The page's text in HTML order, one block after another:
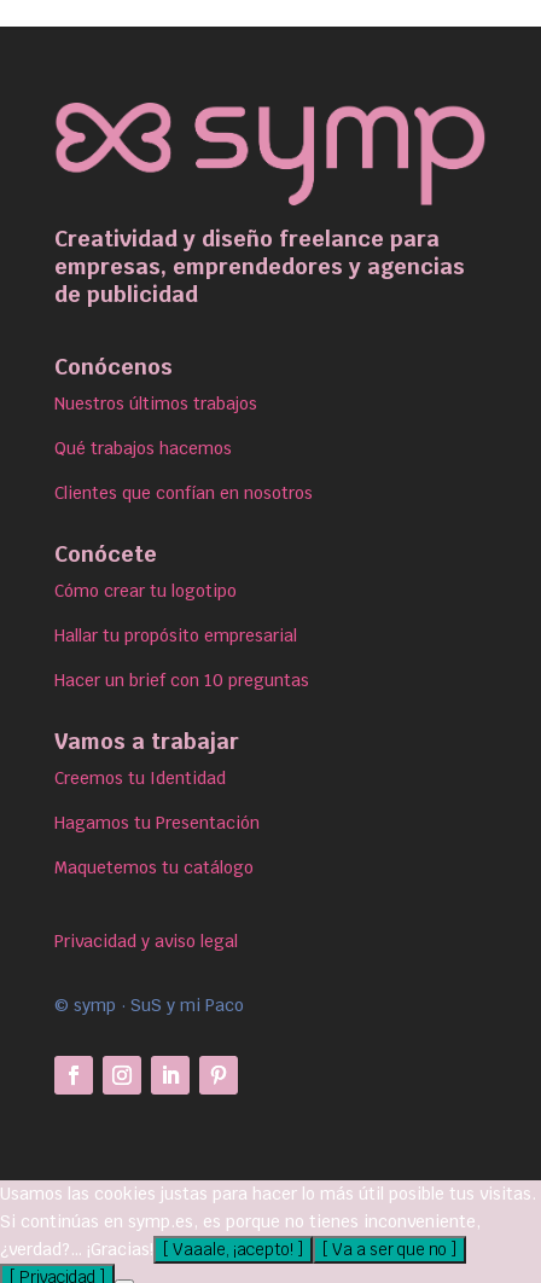
Creatividad y diseño freelance para
empresas, emprendedores y agencias
de publicidad
Conócenos
Nuestros últimos trabajos
Qué trabajos hacemos
Clientes que confían en nosotros
Conócete
Cómo crear tu logotipo
Hallar tu propósito empresarial
Hacer un brief con 10 preguntas
Vamos a trabajar
Creemos tu Identidad
Hagamos tu Presentación
Maquetemos tu catálogo
Privacidad y aviso legal
© symp · SuS y mi Paco
Usamos las cookies justas para hacer lo más útil posible tus visitas.
Si continúas en symp.es, es porque no tienes inconveniente,
¿verdad?… ¡Gracias!
[ Vaaale, ¡acepto! ]
[ Va a ser que no ]
[ Privacidad ]